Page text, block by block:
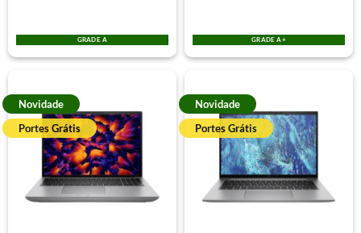
GRADE A GRADE A+
Novidade
Portes Grátis
Novidade
Portes Grátis